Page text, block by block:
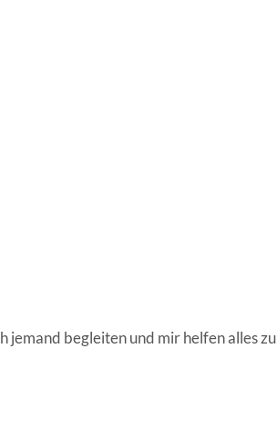
begleiten und mir helfen alles zu